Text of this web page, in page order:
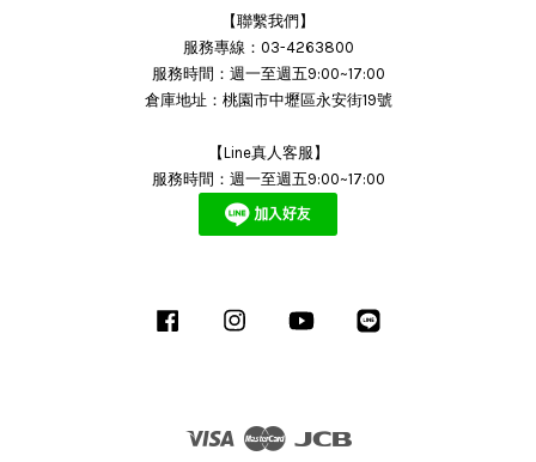
【聯繫我們】
服務專線：03-4263800
服務時間：週一至週五9:00~17:00
倉庫地址：桃園市中壢區永安街19號
【Line真人客服】
服務時間：週一至週五9:00~17:00
Facebook Instagram YouTube
Visa Master